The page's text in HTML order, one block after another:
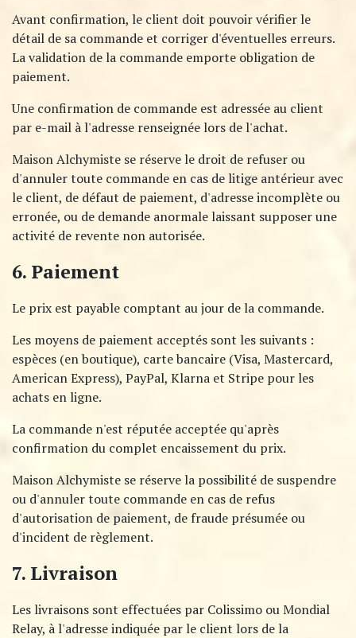
Avant confirmation, le client doit pouvoir vérifier le
détail de sa commande et corriger d'éventuelles erreurs.
La validation de la commande emporte obligation de
paiement.​
Une confirmation de commande est adressée au client
par e-mail à l'adresse renseignée lors de l'achat.
Maison Alchymiste se réserve le droit de refuser ou
d'annuler toute commande en cas de litige antérieur avec
le client, de défaut de paiement, d'adresse incomplète ou
erronée, ou de demande anormale laissant supposer une
activité de revente non autorisée.
6. Paiement
Le prix est payable comptant au jour de la commande.
Les moyens de paiement acceptés sont les suivants :
espèces (en boutique), carte bancaire (Visa, Mastercard,
American Express), PayPal, Klarna et Stripe pour les
achats en ligne.
La commande n'est réputée acceptée qu'après
confirmation du complet encaissement du prix.
Maison Alchymiste se réserve la possibilité de suspendre
ou d'annuler toute commande en cas de refus
d'autorisation de paiement, de fraude présumée ou
d'incident de règlement.
7. Livraison
Les livraisons sont effectuées par Colissimo ou Mondial
Relay, à l'adresse indiquée par le client lors de la